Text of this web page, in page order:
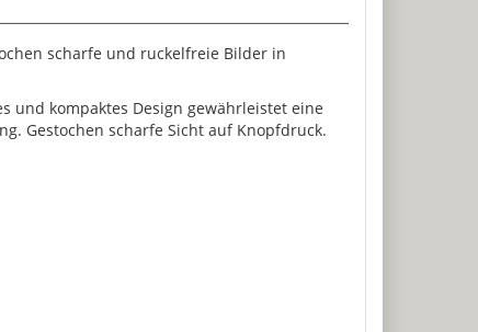
scharfe und ruckelfreie Bilder in
und kompaktes Design gewährleistet eine
Gestochen scharfe Sicht auf Knopfdruck.